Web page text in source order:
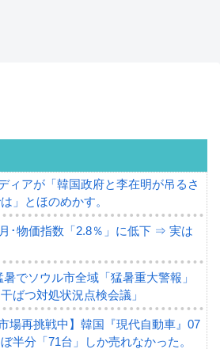
ィアが「韓国政府と李在明が吊るさ
」とほのめかす。
･物価指数「2.8％」に低下 ⇒ 実は
暑でソウル市全域「猛暑重大警報」
ばつ対処状況点検会議」
市場再挑戦中】韓国『現代自動車』07
半分「71台」しか売れなかった。